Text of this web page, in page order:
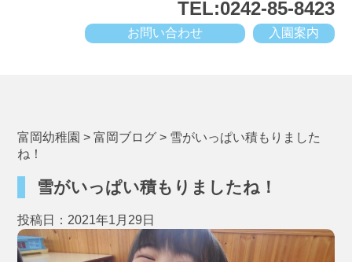
TEL:0242-85-8423
入園案内
お問い合わせ
富岡幼稚園 >富岡ブログ > 雪がいっぱい積もりました
ね！
雪がいっぱい積もりましたね！
投稿日：2021年1月29日